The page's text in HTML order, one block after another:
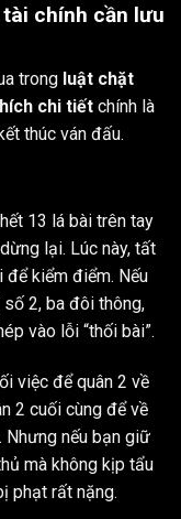
chính cần lưu
trong luật chặt
chi tiết chính là
thúc ván đấu.
13 lá bài trên tay
lại. Lúc này, tất
kiểm điểm. Nếu
2, ba đôi thông,
vào lỗi “thối bài”.
việc để quân 2 về
2 cuối cùng để về
Nhưng nếu bạn giữ
mà không kịp tẩu
phạt rất nặng.